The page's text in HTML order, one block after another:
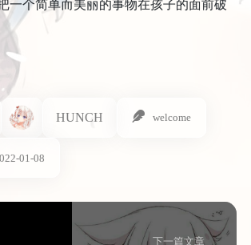
一个简单而美丽的事物在孩子的面前破
HUNCH welcome
01-08
下一篇文章